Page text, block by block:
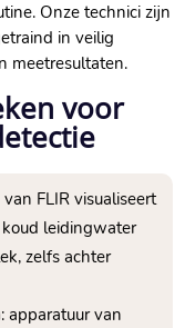
Onze technici zijn
in veilig
meetresultaten.
voor
FLIR visualiseert
leidingwater
zelfs achter
: apparatuur van